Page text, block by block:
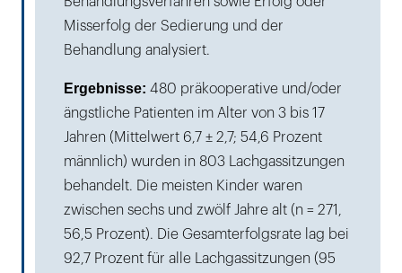
Misserfolg der Sedierung und der
Behandlung analysiert.
Ergebnisse: 480 präkooperative und/oder
ängstliche Patienten im Alter von 3 bis 17
Jahren (Mittelwert 6,7 ± 2,7; 54,6 Prozent
männlich) wurden in 803 Lachgassitzungen
behandelt. Die meisten Kinder waren
zwischen sechs und zwölf Jahre alt (n = 271,
56,5 Prozent). Die Gesamterfolgsrate lag bei
92,7 Prozent für alle Lachgassitzungen (95